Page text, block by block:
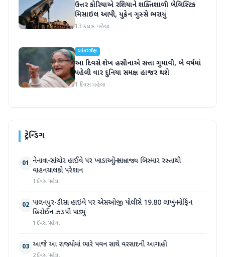
ઉત્તર કોરિયાએ રશિયાને શક્તિશાળી બેલિસ્ટિક
મિસાઇલ આપી, યુક્રેન ગુસ્સે ભરાયું
13 કલાક પહેલા
આંતરરાષ્ટ્રીય
આ દિવસે શેખ હસીનાએ સત્તા ગુમાવી, બે વર્ષમાં
પહેલી વાર દુનિયા સમક્ષ હાજર થશે
1 દિવસ પહેલા
ટ્રેન્ડિંગ
01 નેનાવા-સાંચોર હાઈવે પર ખાડાઓનું સામ્રાજ્ય બિસ્માર રસ્તાથી
વાહનચાલકો પરેશાન
1 દિવસ પહેલા
02 પાલનપુર-ડીસા હાઇવે પર એસઓજી પોલીસે 19.80 લાખનું મોર્ફિન
હિરોઈન ઝડપી પાડ્યું
1 દિવસ પહેલા
03 આજે આ રાજ્યોમાં ભારે પવન સાથે વરસાદની આગાહી
2 દિવસ પહેલા